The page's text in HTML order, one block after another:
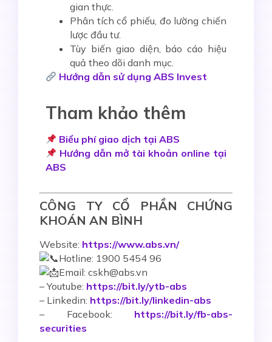
gian thực.
Phân tích cổ phiếu, đo lường chiến
lược đầu tư.
Tùy biến giao diện, báo cáo hiệu
quả theo dõi danh mục.
Hướng dẫn sử dụng ABS Invest
Tham khảo thêm
Biểu phí giao dịch tại ABS
Hướng dẫn mở tài khoản online tại
ABS
CÔNG TY CỔ PHẦN CHỨNG
KHOÁN AN BÌNH
Website: https://www.abs.vn/
Hotline: 1900 5454 96
Email: cskh@abs.vn
–Youtube: https://bit.ly/ytb-abs
– Linkedin: https://bit.ly/linkedin-abs
– Facebook: https://bit.ly/fb-abs-
securities